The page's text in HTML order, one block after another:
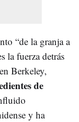
“de la granja a
la fuerza detrás
Berkeley,
de
y ha